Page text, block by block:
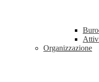
Organizzazione